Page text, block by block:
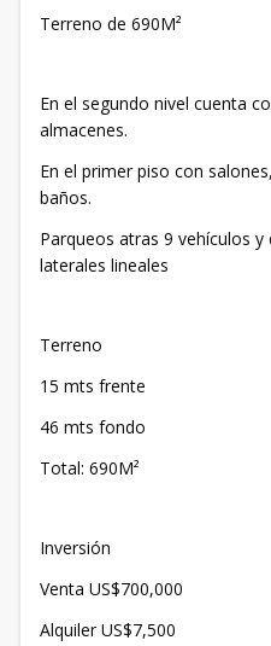
Terreno de 690M²
En el segundo nivel cuenta
almacenes.
En el primer piso con
baños.
Parqueos atras 9 vehículos
laterales lineales
Terreno
15 mts frente
46 mts fondo
Total: 690M²
Inversión
Venta US$700,000
Alquiler US$7,500